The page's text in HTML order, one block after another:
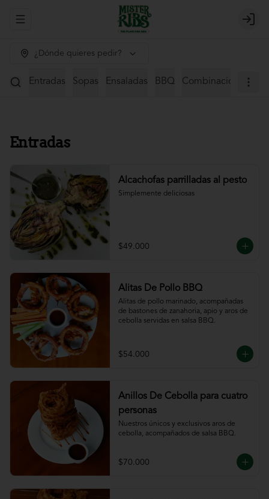
Abrir menu de navegación Login
¿Dónde quieres pedir?
Entradas Sopas Ensaladas BBQ Combinaciones
Entradas
Alcachofas parrilladas al pesto
Simplemente deliciosas
$49.000
Alitas De Pollo BBQ
Alitas de pollo marinado, acompañadas
de bastones de zanahoria, apio y aros de
cebolla servidas en salsa BBQ.
$54.000
Anillos De Cebolla para cuatro
personas
Nuestros únicos y exclusivos aros de
cebolla, acompañados de salsa BBQ.
$70.000